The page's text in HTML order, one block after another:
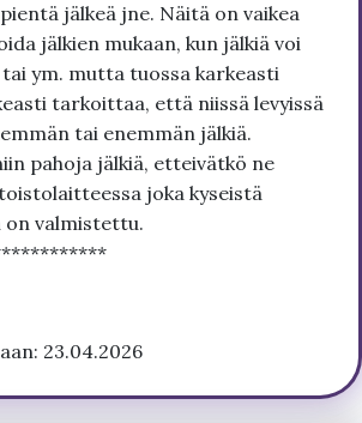
jälkeä jne. Näitä on vaikea
jälkien mukaan, kun jälkiä voi
ym. mutta tuossa karkeasti
tarkoittaa, että niissä levyissä
tai enemmän jälkiä.
pahoja jälkiä, etteivätkö ne
joka kyseistä
valmistettu.
23.04.2026